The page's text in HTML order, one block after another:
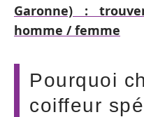
Garonne) :
homme / femme
Pourquoi
coiffeur